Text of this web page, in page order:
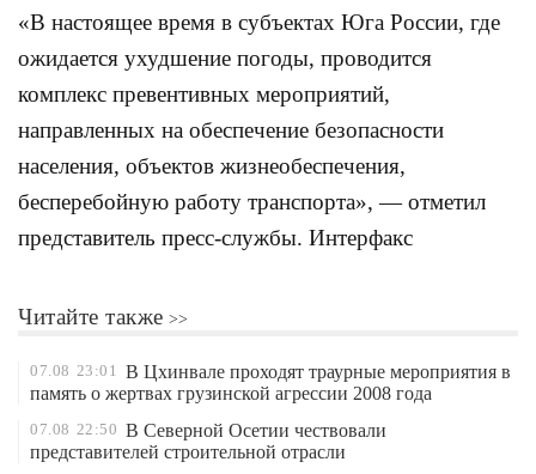
«В настоящее время в субъектах Юга России, где
ожидается ухудшение погоды, проводится
комплекс превентивных мероприятий,
направленных на обеспечение безопасности
населения, объектов жизнеобеспечения,
бесперебойную работу транспорта», — отметил
представитель пресс-службы. Интерфакс
Читайте также
07.08 23:01 В Цхинвале проходят траурные мероприятия в
память о жертвах грузинской агрессии 2008 года
07.08 22:50 В Северной Осетии чествовали
представителей строительной отрасли